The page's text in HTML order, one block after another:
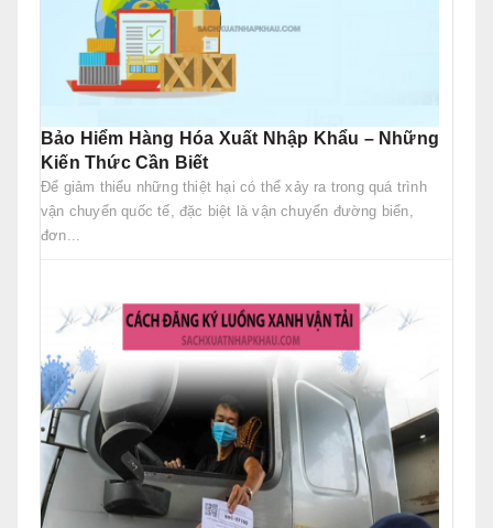
Bảo Hiểm Hàng Hóa Xuất Nhập Khẩu – Những
Kiến Thức Cần Biết
Để giảm thiểu những thiệt hại có thể xảy ra trong quá trình
vận chuyển quốc tế, đặc biệt là vận chuyển đường biển,
đơn...